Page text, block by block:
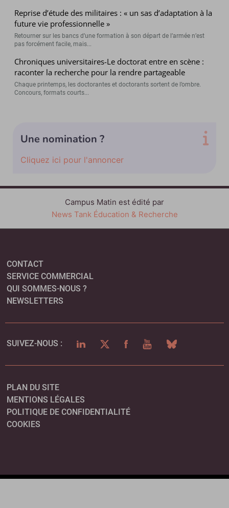
Reprise d’étude des militaires : « un sas d’adaptation à la
future vie professionnelle »
Retourner sur les bancs d’une formation à son départ de l’armée n’est
pas forcément facile, mais...
Chroniques universitaires-Le doctorat entre en scène :
raconter la recherche pour la rendre partageable
Chaque printemps, les doctorantes et doctorants sortent de l’ombre.
Concours, formats courts...
Une nomination ?
Cliquez ici pour l'annoncer
Campus Matin est édité par
News Tank Éducation & Recherche
CONTACT
SERVICE COMMERCIAL
QUI SOMMES-NOUS ?
NEWSLETTERS
SUIVEZ-NOUS : LINKEDINTWITTERFACEBOOKYOUTUBEBLUESKY
PLAN DU SITE
MENTIONS LÉGALES
POLITIQUE DE CONFIDENTIALITÉ
COOKIES